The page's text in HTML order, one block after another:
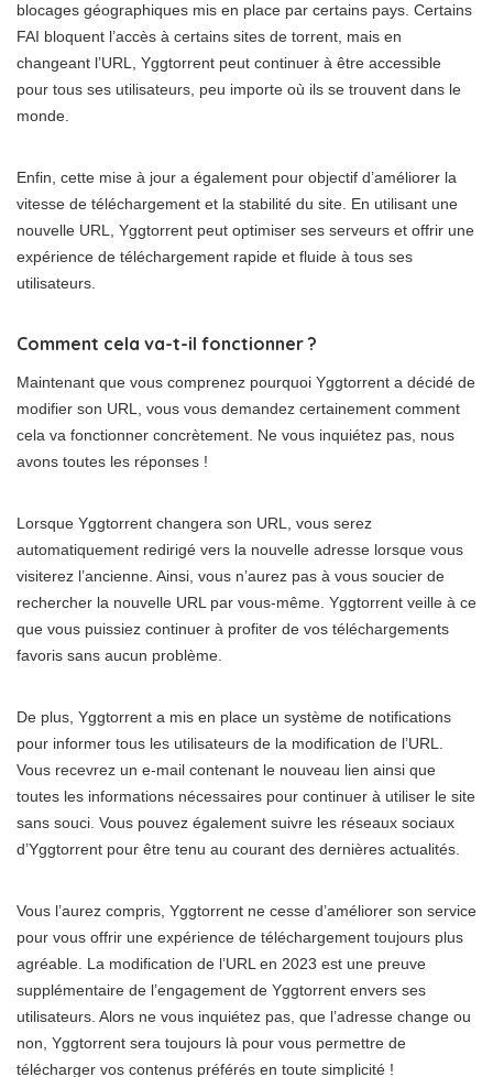
blocages géographiques mis en place par certains pays. Certains
FAI bloquent l’accès à certains sites de torrent, mais en
changeant l’URL, Yggtorrent peut continuer à être accessible
pour tous ses utilisateurs, peu importe où ils se trouvent dans le
monde.
Enfin, cette mise à jour a également pour objectif d’améliorer la
vitesse de téléchargement et la stabilité du site. En utilisant une
nouvelle URL, Yggtorrent peut optimiser ses serveurs et offrir une
expérience de téléchargement rapide et fluide à tous ses
utilisateurs.
Comment cela va-t-il fonctionner ?
Maintenant que vous comprenez pourquoi Yggtorrent a décidé de
modifier son URL, vous vous demandez certainement comment
cela va fonctionner concrètement. Ne vous inquiétez pas, nous
avons toutes les réponses !
Lorsque Yggtorrent changera son URL, vous serez
automatiquement redirigé vers la nouvelle adresse lorsque vous
visiterez l’ancienne. Ainsi, vous n’aurez pas à vous soucier de
rechercher la nouvelle URL par vous-même. Yggtorrent veille à ce
que vous puissiez continuer à profiter de vos téléchargements
favoris sans aucun problème.
De plus, Yggtorrent a mis en place un système de notifications
pour informer tous les utilisateurs de la modification de l’URL.
Vous recevrez un e-mail contenant le nouveau lien ainsi que
toutes les informations nécessaires pour continuer à utiliser le site
sans souci. Vous pouvez également suivre les réseaux sociaux
d’Yggtorrent pour être tenu au courant des dernières actualités.
Vous l’aurez compris, Yggtorrent ne cesse d’améliorer son service
pour vous offrir une expérience de téléchargement toujours plus
agréable. La modification de l’URL en 2023 est une preuve
supplémentaire de l’engagement de Yggtorrent envers ses
utilisateurs. Alors ne vous inquiétez pas, que l’adresse change ou
non, Yggtorrent sera toujours là pour vous permettre de
télécharger vos contenus préférés en toute simplicité !